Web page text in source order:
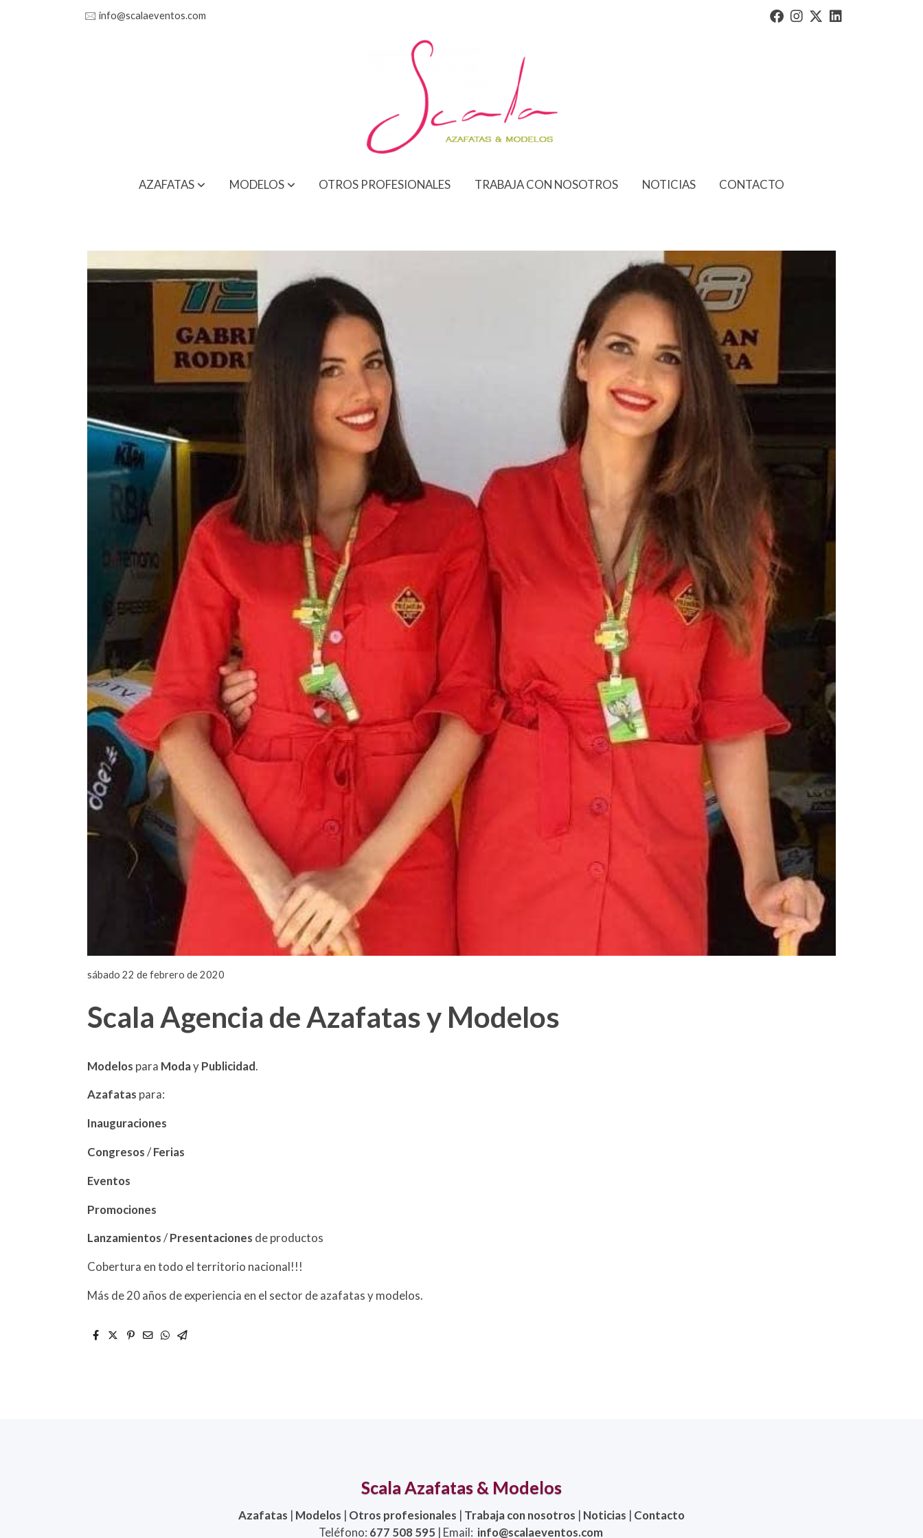
🖂 info@scalaeventos.com
AZAFATAS MODELOS OTROS PROFESIONALES TRABAJA CON NOSOTROS NOTICIAS CONTACTO
sábado 22 de febrero de 2020
Scala Agencia de Azafatas y Modelos
Modelos para ModayPublicidad.
Azafatas para:
Inauguraciones
Congresos/Ferias
Eventos
Promociones
Lanzamientos/Presentaciones de productos
Cobertura en todo el territorio nacional!!!
Más de 20 años de experiencia en el sector de azafatas y modelos.
Scala Azafatas & Modelos
Azafatas | Modelos | Otros profesionales | Trabaja con nosotros | Noticias | Contacto
Teléfono: 677 508 595 | Email: info@scalaeventos.com